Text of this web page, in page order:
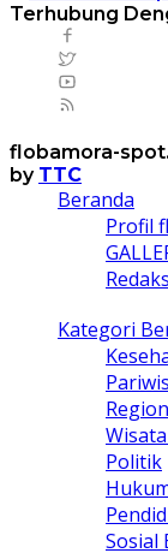
Terhubung
flobamora-
by TTC
Beranda
Profil
Kategori
Politik
Sosial